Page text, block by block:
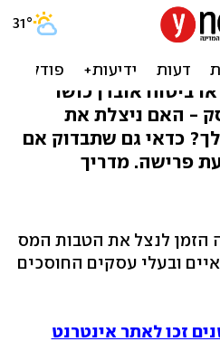
עצמאי: סוף 2012, ניצלת את
ביטוח אובדן כושר
- האם ניצלת את
כדאי גם שתבדוק אם
פרישה. מדריך
הזמן לנצל את הטבות המס
ובעלי עסקים החוסכים
קטנים זכו לאתר אינטרנט